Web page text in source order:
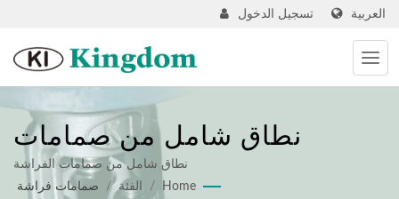
العربية تسجيل الدخول
نطاق شامل من صمامات
الفراشة
نطاق شامل من صمامات الفراشة
Home
/ الفئة / صمامات فراشة